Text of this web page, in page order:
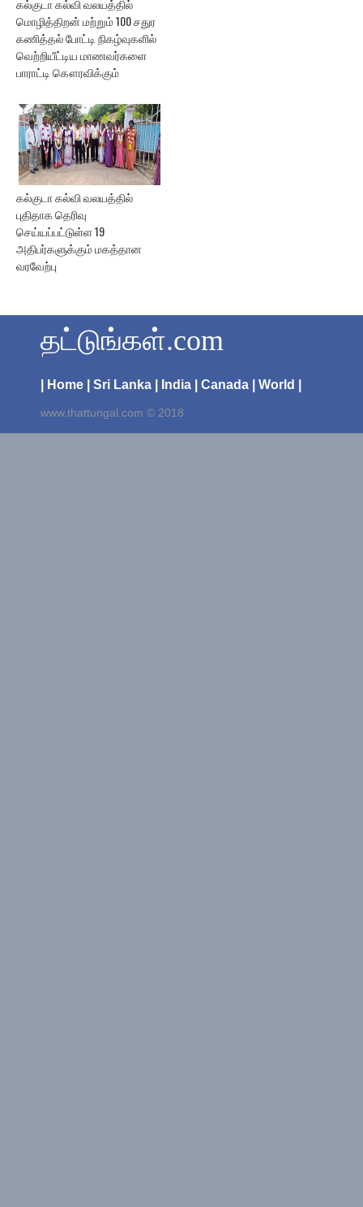
கல்குடா கல்வி வலயத்தில்
மொழித்திறன் மற்றும் 100 சதுர
கணித்தல் போட்டி நிகழ்வுகளில்
வெற்றியீட்டிய மாணவர்களை
பாராட்டி கௌரவிக்கும்
கல்குடா கல்வி வலயத்தில்
புதிதாக தெரிவு
செய்யப்பட்டுள்ள 19
அதிபர்களுக்கும் மகத்தான
வரவேற்பு
தட்டுங்கள்.com
| Home | Sri Lanka | India | Canada | World |
www.thattungal.com © 2018